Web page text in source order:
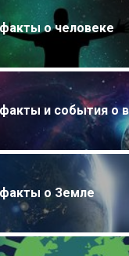
о человеке
и события о
о Земле